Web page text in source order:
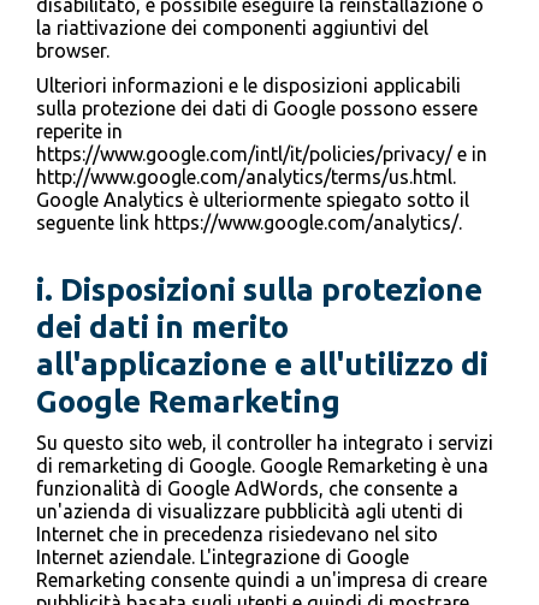
disabilitato, è possibile eseguire la reinstallazione o
la riattivazione dei componenti aggiuntivi del
browser.
Ulteriori informazioni e le disposizioni applicabili
sulla protezione dei dati di Google possono essere
reperite in
https://www.google.com/intl/it/policies/privacy/ e in
http://www.google.com/analytics/terms/us.html.
Google Analytics è ulteriormente spiegato sotto il
seguente link https://www.google.com/analytics/.
i. Disposizioni sulla protezione
dei dati in merito
all'applicazione e all'utilizzo di
Google Remarketing
Su questo sito web, il controller ha integrato i servizi
di remarketing di Google. Google Remarketing è una
funzionalità di Google AdWords, che consente a
un'azienda di visualizzare pubblicità agli utenti di
Internet che in precedenza risiedevano nel sito
Internet aziendale. L'integrazione di Google
Remarketing consente quindi a un'impresa di creare